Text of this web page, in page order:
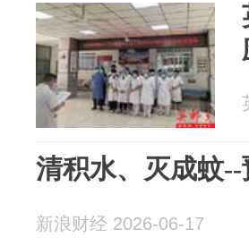
清积水、灭成蚊
新浪财经 2026-06-17